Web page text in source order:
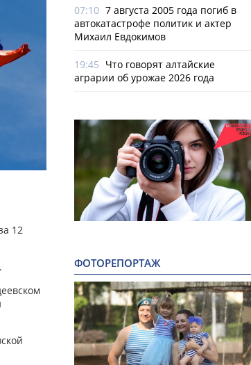
12
07:10 7 августа 2005 года погиб в
автокатастрофе политик и актер
Михаил Евдокимов
19:45 Что говорят алтайские
аграрии об урожае 2026 года
ФОТОРЕПОРТАЖ